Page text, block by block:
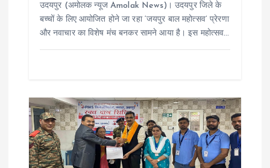
उदयपुर (अमोलक न्यूज Amolak News)। उदयपुर जिले के
बच्चों के लिए आयोजित होने जा रहा ‘जयपुर बाल महोत्सव’ प्रेरणा
और नवाचार का विशेष मंच बनकर सामने आया है। इस महोत्सव…